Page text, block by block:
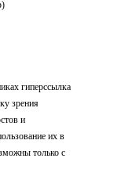
гиперссылка
зрения
и
их в
только с